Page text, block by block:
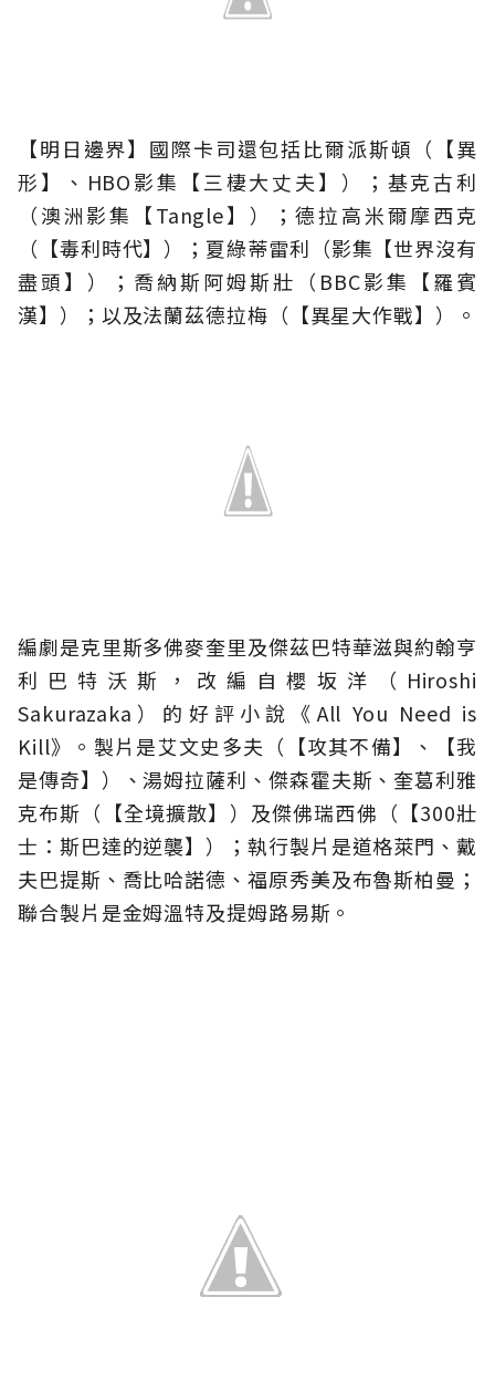
【明日邊界】國際卡司還包括比爾派斯頓（【異
形】、HBO影集【三棲大丈夫】）；基克古利
（澳洲影集【Tangle】）；德拉高米爾摩西克
（【毒利時代】）；夏綠蒂雷利（影集【世界沒有
盡頭】）；喬納斯阿姆斯壯（BBC影集【羅賓
漢】）；以及法蘭茲德拉梅（【異星大作戰】）。
編劇是克里斯多佛麥奎里及傑茲巴特華滋與約翰亨
利巴特沃斯，改編自櫻坂洋（Hiroshi
Sakurazaka）的好評小說《All You Need is
Kill》。製片是艾文史多夫（【攻其不備】、【我
是傳奇】）、湯姆拉薩利、傑森霍夫斯、奎葛利雅
克布斯（【全境擴散】）及傑佛瑞西佛（【300壯
士：斯巴達的逆襲】）；執行製片是道格萊門、戴
夫巴提斯、喬比哈諾德、福原秀美及布魯斯柏曼；
聯合製片是金姆溫特及提姆路易斯。